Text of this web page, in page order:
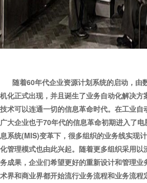
随着60年代企业资源计划系统的启动，由
机化正式出现，并且诞生了业务自动化解决
技术可以连通一切的信息革命时代。在工业自
广大企业也于70年代的信息革命初期进入了
息系统(MIS)变革下，很多组织的业务线实现
化管理模式也由此兴起。随着更多组织采用
务成果，企业们希望更好的重新设计和管理
术界和商业界都开始流行业务流程和业务流